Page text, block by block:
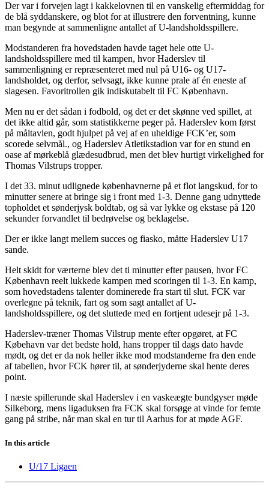
Der var i forvejen lagt i kakkelovnen til en vanskelig eftermiddag for
de blå syddanskere, og blot for at illustrere den forventning, kunne
man begynde at sammenligne antallet af U-landsholdsspillere.
Modstanderen fra hovedstaden havde taget hele otte U-
landsholdsspillere med til kampen, hvor Haderslev til
sammenligning er repræsenteret med nul på U16- og U17-
landsholdet, og derfor, selvsagt, ikke kunne prale af én eneste af
slagesen. Favoritrollen gik indiskutabelt til FC København.
Men nu er det sådan i fodbold, og det er det skønne ved spillet, at
det ikke altid går, som statistikkerne peger på. Haderslev kom først
på måltavlen, godt hjulpet på vej af en uheldige FCK’er, som
scorede selvmål., og Haderslev Atletikstadion var for en stund en
oase af mørkeblå glædesudbrud, men det blev hurtigt virkelighed for
Thomas Vilstrups tropper.
I det 33. minut udlignede københavnerne på et flot langskud, for to
minutter senere at bringe sig i front med 1-3. Denne gang udnyttede
topholdet et sønderjysk boldtab, og så var lykke og ekstase på 120
sekunder forvandlet til bedrøvelse og beklagelse.
Der er ikke langt mellem succes og fiasko, måtte Haderslev U17
sande.
Helt skidt for værterne blev det ti minutter efter pausen, hvor FC
København reelt lukkede kampen med scoringen til 1-3. En kamp,
som hovedstadens talenter dominerede fra start til slut. FCK var
overlegne på teknik, fart og som sagt antallet af U-
landsholdsspillere, og det sluttede med en fortjent udesejr på 1-3.
Haderslev-træner Thomas Vilstrup mente efter opgøret, at FC
Købehavn var det bedste hold, hans tropper til dags dato havde
mødt, og det er da nok heller ikke mod modstanderne fra den ende
af tabellen, hvor FCK hører til, at sønderjyderne skal hente deres
point.
I næste spillerunde skal Haderslev i en vaskeægte bundgyser møde
Silkeborg, mens ligaduksen fra FCK skal forsøge at vinde for femte
gang på stribe, når man skal en tur til Aarhus for at møde AGF.
In this article
U/17 Ligaen